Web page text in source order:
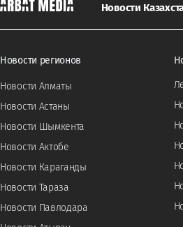
Новости
Новости регионов
Новости Алматы
Новости Астаны
Новости Шымкента
Новости Актобе
Новости Караганды
Новости Тараза
Новости Павлодара